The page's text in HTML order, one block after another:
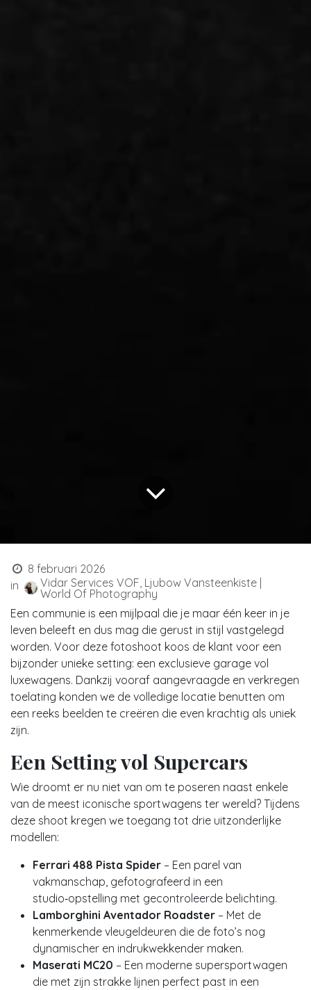
8 februari 2026
in
Vidar Services VOF, Ljubow Vansteenkiste |
World Of Photography
Een communie is een mijlpaal die je maar één keer in je
leven beleeft en dus mag die gerust in stijl vastgelegd
worden. Voor deze fotoshoot koos de klant voor een
bijzonder unieke setting: een exclusieve garage vol
luxewagens. Dankzij vooraf aangevraagde en verkregen
toelating konden we de volledige locatie benutten om
een reeks beelden te creëren die even krachtig als uniek
zijn.
Een Setting vol Supercars
Wie droomt er nu niet van om te poseren naast enkele
van de meest iconische sportwagens ter wereld? Tijdens
deze shoot kregen we toegang tot drie uitzonderlijke
modellen:
Ferrari 488 Pista Spider – Een parel van
vakmanschap, gefotografeerd in een
studio‑opstelling met gecontroleerde belichting.
Lamborghini Aventador Roadster – Met de
kenmerkende vleugeldeuren die de foto’s nog
dynamischer en indrukwekkender maken.
Maserati MC20 – Een moderne supersportwagen
die met zijn strakke lijnen perfect past in een